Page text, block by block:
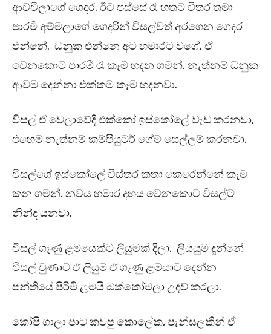
ආච්චිලාගේ ගෙදර. ඊට පස්සේ රෑ හතට විතර තමා
පාරමී අම්මලාගේ ගෙදරින් විසල්වත් අරගෙන ගෙදර
එන්නේ. ධනුක එන්නෙ අට හමාරට වගේ. ඒ
වෙනකොට පාරමී රෑ කෑම හදන ගමන්. නැත්නම් ධනුක
ආවම දෙන්නා එක්කම කෑම හදනවා.
විසල් ඒ වෙලාවේදී එක්කෝ ඉස්කෝලේ වැඩ කරනවා,
එහෙම නැත්නම් කම්පියුටර් ගේම් සෙල්ලම් කරනවා.
විසල්ගේ ඉස්කෝලේ විස්තර කතා කෙරෙන්නේ කෑම
කන ගමන්. නවය හමාර දහය වෙනකොට විසල්ට
නින්ද යනවා.
විසල් ගෑණු ළමයෙක්ට ලියුමක් දීලා. ලියයුම දුන්නේ
විසල් වුණාට ඒ ලියුම ඒ ගෑණු ළමයාට දෙන්න
පන්තියේ පිරිමි ළමයි ඔක්කෝමලා උදව් කරලා.
කෝපි ගාලා පාට කවපු කොලේක, පැන්සලකින් ඒ